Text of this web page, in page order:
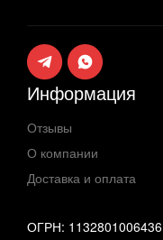
ОГРН: 1132801006436
Информация
Отзывы
О компании
Доставка и оплата